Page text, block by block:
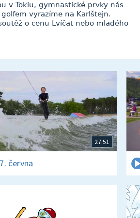
v Tokiu, gymnastické prvky nás
vyrazíme na Karlštejn.
o cenu Lvíčat nebo mladého
27:51
června